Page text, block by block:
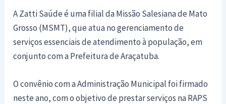
A Zatti Saúde é uma filial da Missão Salesiana de Mato
Grosso (MSMT), que atua no gerenciamento de
serviços essenciais de atendimento à população, em
conjunto com a Prefeitura de Araçatuba.
O convênio com a Administração Municipal foi firmado
neste ano, com o objetivo de prestar serviços na RAPS